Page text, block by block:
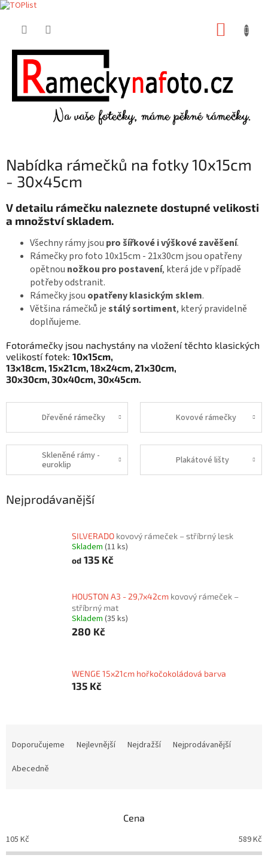
Nabídka rámečků na fotky 10x15cm
- 30x45cm
V detailu rámečku naleznete dostupné velikosti
a množství skladem.
Všechny rámy jsou pro šířkové i výškové zavěšení.
Rámečky pro foto 10x15cm - 21x30cm jsou opatřeny
opětnou nožkou pro postavení, která jde v případě
potřeby odstranit.
Rámečky jsou opatřeny klasickým sklem.
Většina rámečků jestálý sortiment, který pravidelně
doplňujeme.
Fotorámečky jsou nachystány na vložení těchto klasických
velikostí fotek: 10x15cm,
13x18cm, 15x21cm, 18x24cm, 21x30cm,
30x30cm, 30x40cm, 30x45cm.
Dřevěné rámečky Kovové rámečky
Skleněné rámy -
euroklip
Plakátové lišty
Nejprodávanější
SILVERADO kovový rámeček – stříbrný lesk
Skladem (11 ks)
od 135 Kč
HOUSTON A3 - 29,7x42cm kovový rámeček –
stříbrný mat
Skladem (35 ks)
280 Kč
WENGE 15x21cm hořkočokoládová barva
135 Kč
o
d
Doporučujeme Nejlevnější Nejdražší
Nejprodávanější
Abecedně
Cena
105 Kč 589Kč